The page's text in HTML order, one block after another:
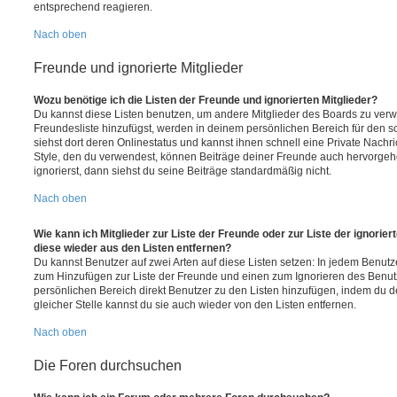
entsprechend reagieren.
Nach oben
Freunde und ignorierte Mitglieder
Wozu benötige ich die Listen der Freunde und ignorierten Mitglieder?
Du kannst diese Listen benutzen, um andere Mitglieder des Boards zu
Freundesliste hinzufügst, werden in deinem persönlichen Bereich für den
siehst dort deren Onlinestatus und kannst ihnen schnell eine Private
Style, den du verwendest, können Beiträge deiner Freunde auch
ignorierst, dann siehst du seine Beiträge standardmäßig nicht.
Nach oben
Wie kann ich Mitglieder zur Liste der Freunde oder zur Liste der
diese wieder aus den Listen entfernen?
Du kannst Benutzer auf zwei Arten auf diese Listen setzen: In jedem
zum Hinzufügen zur Liste der Freunde und einen zum Ignorieren des
persönlichen Bereich direkt Benutzer zu den Listen hinzufügen, indem du
gleicher Stelle kannst du sie auch wieder von den Listen entfernen.
Nach oben
Die Foren durchsuchen